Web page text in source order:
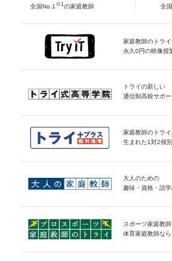
全国No.1 ※1 の家庭教師
全
家庭教師のトラ
永久0円の映像授
トライの新しい
通信制高校サポ
家庭教師のトライ
生まれた1対2個
大人のための
趣味・資格・語
スポーツ家庭教師
体育家庭教師なら